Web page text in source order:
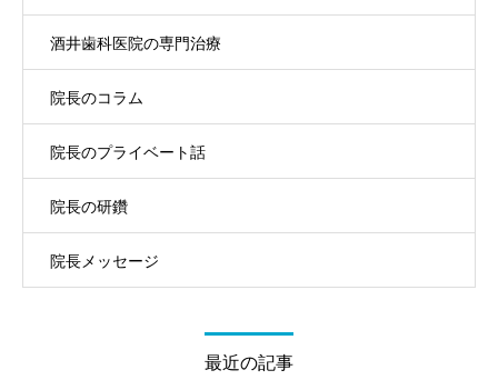
酒井歯科医院の専門治療
院長のコラム
院長のプライベート話
院長の研鑽
院長メッセージ
最近の記事